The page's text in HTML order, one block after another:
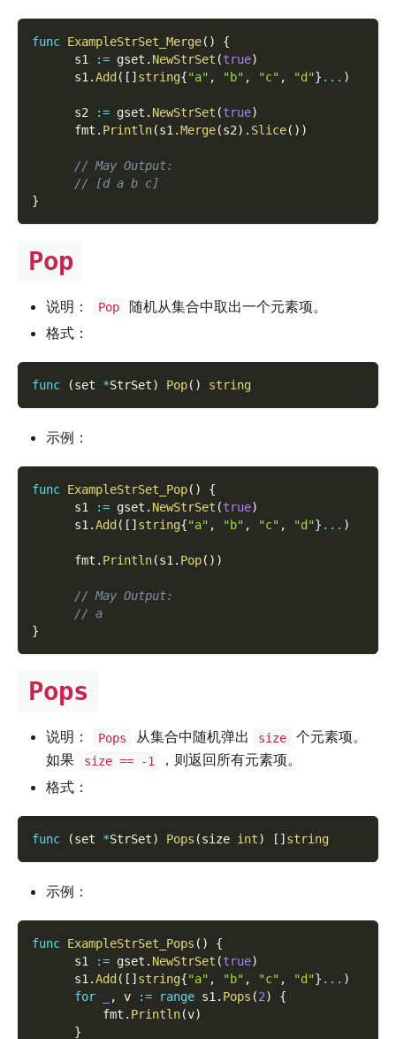
func ExampleStrSet_Merge( )
{
      s1
:= gset . NewStrSet (true)
      s1
.Add ( [ ] string{"a" , "b" , "c" , "d"} ... )
      s2
:= gset . NewStrSet (true)
      fmt
. Println(s1 .Merge(s2) . Slice( ) )
// May Output:
// [d a b c]
}
Pop
说明： Pop
随机从集合中取出一个元素项。
格式：
func (set *StrSet) Pop( ) string
示例：
func ExampleStrSet_Pop( )
{
      s1
:= gset . NewStrSet (true)
      s1
.Add ( [ ] string{"a" , "b" , "c" , "d"} ... )
      fmt
. Println(s1. Pop( ) )
// May Output:
// a
}
Pops
说明： Pops 从集合中随机弹出 size
个元素项。
如果
size == -1
，则返回所有元素项。
格式：
func (set *StrSet) Pops (size int) [ ]string
示例：
func ExampleStrSet_Pops ( )
{
      s1
:= gset . NewStrSet (true)
      s1
.Add( [ ]string{"a" , "b" , "c" , "d"} ... )
for
, v := range s1 . Pops (2)
{
          fmt
. Println(v)
}